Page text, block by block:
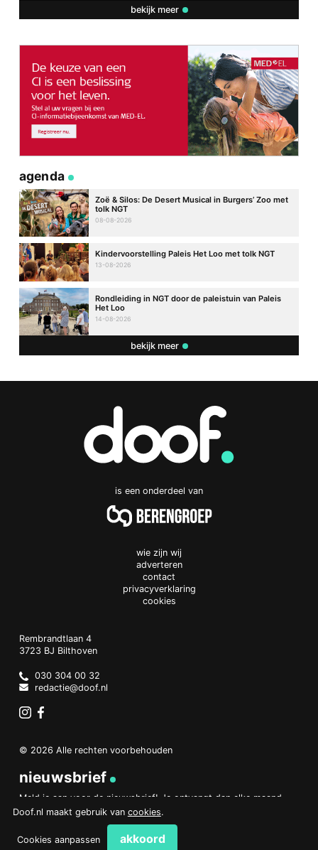
bekijk meer
agenda
Zoë & Silos: De Desert Musical in Burgers’ Zoo met
tolk NGT
08-08-2026
Kindervoorstelling Paleis Het Loo met tolk NGT
13-08-2026
Rondleiding in NGT door de paleistuin van Paleis
Het Loo
14-08-2026
bekijk meer
is een onderdeel van
wie zijn wij
adverteren
contact
privacyverklaring
cookies
Doof.nl
work
Rembrandtlaan 4
3723 BJ Bilthoven
Netherlands
030 304 00 32
redactie@doof.nl
© 2026 Alle rechten voorbehouden
nieuwsbrief
Meld je aan voor de nieuwsbrief! Je ontvangt dan elke maand
een overzicht van het belangrijkste nieuws.
aanmelden
Doof.nl maakt gebruik van cookies.
Cookies aanpassen akkoord